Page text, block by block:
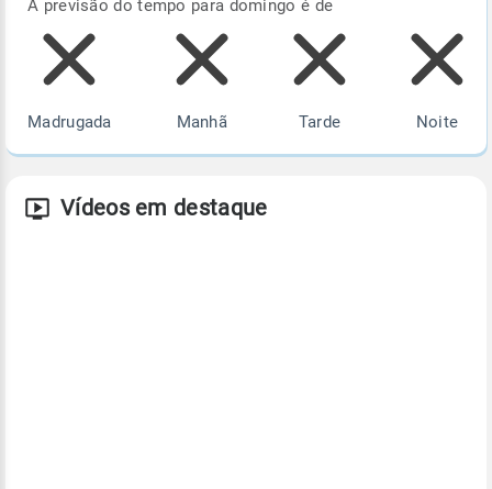
A previsão do tempo para domingo é de
Madrugada Manhã Tarde Noite
Vídeos em destaque